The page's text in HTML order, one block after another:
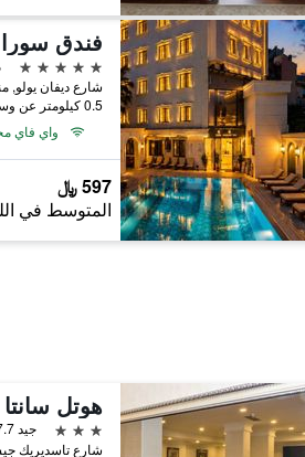
فندق سورا
5 نجوم
شارع ديفان يولو,
0.5 كيلومتر عن وسط المدينة
واي فاي
597 ﷼
المتوسط في
هوتل
3 نجوم
جيد 7.7